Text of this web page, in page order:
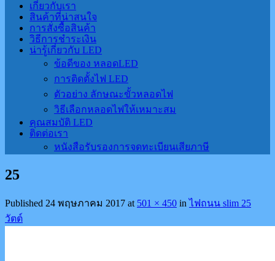
เกี่ยวกับเรา
สินค้าที่น่าสนใจ
การสั่งซื้อสินค้า
วิธีการชำระเงิน
น่ารู้เกี่ยวกับ LED
ข้อดีของ หลอดLED
การติดตั้งไฟ LED
ตัวอย่าง ลักษณะขั้วหลอดไฟ
วิธีเลือกหลอดไฟให้เหมาะสม
คุณสมบัติ LED
ติดต่อเรา
หนังสือรับรองการจดทะเบียนเสียภาษี
25
Published 24 พฤษภาคม 2017 at 501 × 450 inไฟถนน slim 25
วัตต์